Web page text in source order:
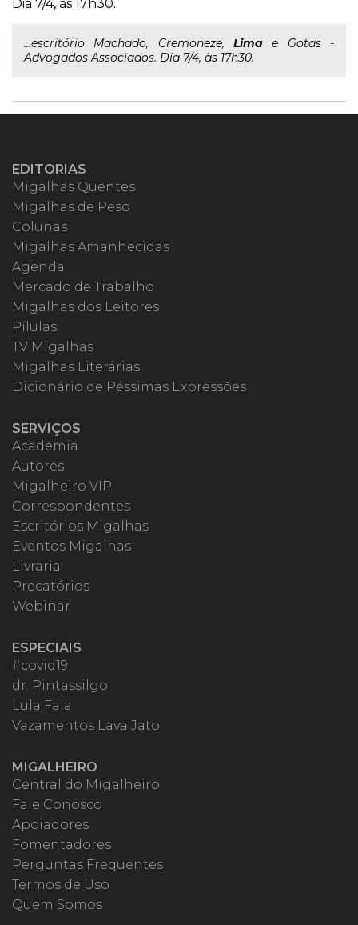
Dia 7/4, às 17h30.
...escritório Machado, Cremoneze, Lima e Gotas -
Advogados Associados. Dia 7/4, às 17h30.
EDITORIAS
Migalhas Quentes
Migalhas de Peso
Colunas
Migalhas Amanhecidas
Agenda
Mercado de Trabalho
Migalhas dos Leitores
Pílulas
TV Migalhas
Migalhas Literárias
Dicionário de Péssimas Expressões
SERVIÇOS
Academia
Autores
Migalheiro VIP
Correspondentes
Escritórios Migalhas
Eventos Migalhas
Livraria
Precatórios
Webinar
ESPECIAIS
#covid19
dr. Pintassilgo
Lula Fala
Vazamentos Lava Jato
MIGALHEIRO
Central do Migalheiro
Fale Conosco
Apoiadores
Fomentadores
Perguntas Frequentes
Termos de Uso
Quem Somos